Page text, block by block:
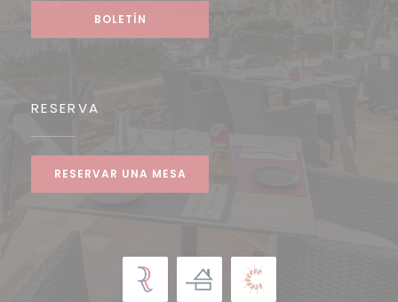
BOLETÍN
RESERVA
RESERVAR UNA MESA